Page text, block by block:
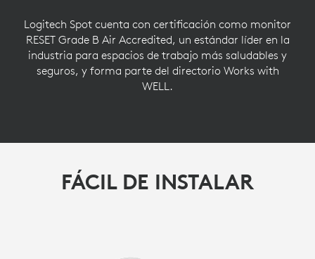
Logitech Spot cuenta con certificación como monitor
RESET Grade B Air Accredited, un estándar líder en la
industria para espacios de trabajo más saludables y
seguros, y forma parte del directorio Works with
WELL.
FÁCIL DE INSTALAR